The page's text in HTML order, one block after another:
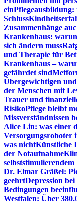
einPflegeausbildung:
Schluss
Zusammenhänge
Krankenhaus:
sich ändern muss
und Therapie für
Krankenhaus –
gefährdet sind
Übergewichtigen
der Menschen mit
Trauer und
RisikoPflege bleibt
Missverständnissen
Alice Lin: was einer
Versorgungsroboter
was nichtKünstliche
der Notaufnahme
selbststimulierendem
Dr. Elmar Gräßel:
geehrtDepression
Bedingungen
Westfalen: Über